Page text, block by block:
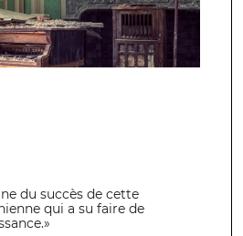
du succès de cette
qui a su faire de